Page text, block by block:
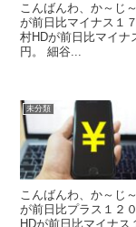
こんばんわ、か～じ
が前日比マイナス１
村HDが前日比マイナ
円。 細谷...
未分類
こんばんわ、か～じ
が前日比プラス１２
HDが前日比マイナス